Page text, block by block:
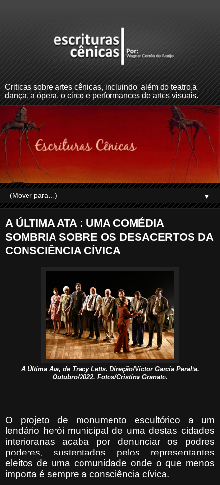
Criticas sobre artes cênicas, incluindo, além do teatro,a
dança, a ópera, o circo e performances de artes visuais.
▼
A ÚLTIMA ATA : UMA COMÉDIA
SOMBRIA SOBRE OS DESACERTOS DA
CONSCIÊNCIA CÍVICA
A Última Ata, de Tracy Letts. Direção/Victor Garcia Peralta.
Outubro/2022. Fotos/Cristina Granato.
O projeto de monumento escultórico a um
lendário herói municipal de uma destas cidades
interioranas acaba por denunciar os podres
poderes, sustentados pelos representantes
eleitos de uma comunidade onde o que menos
importa é sempre a consciência cívica.